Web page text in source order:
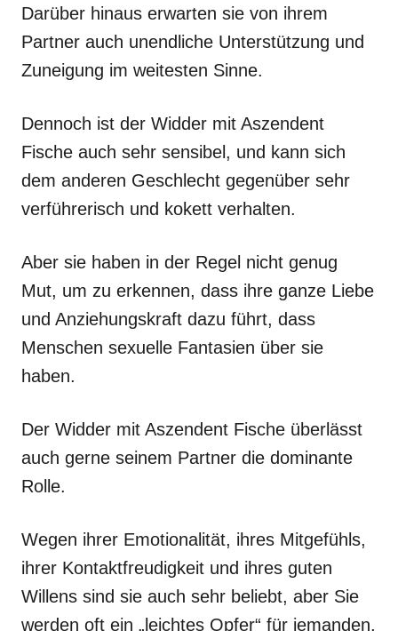
Darüber hinaus erwarten sie von ihrem
Partner auch unendliche Unterstützung und
Zuneigung im weitesten Sinne.
Dennoch ist der Widder mit Aszendent
Fische auch sehr sensibel, und kann sich
dem anderen Geschlecht gegenüber sehr
verführerisch und kokett verhalten.
Aber sie haben in der Regel nicht genug
Mut, um zu erkennen, dass ihre ganze Liebe
und Anziehungskraft dazu führt, dass
Menschen sexuelle Fantasien über sie
haben.
Der Widder mit Aszendent Fische überlässt
auch gerne seinem Partner die dominante
Rolle.
Wegen ihrer Emotionalität, ihres Mitgefühls,
ihrer Kontaktfreudigkeit und ihres guten
Willens sind sie auch sehr beliebt, aber Sie
werden oft ein „leichtes Opfer“ für jemanden,